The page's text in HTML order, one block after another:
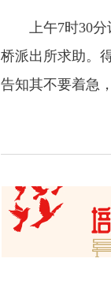
上午7时30分许
桥派出所求助。
告知其不要着急